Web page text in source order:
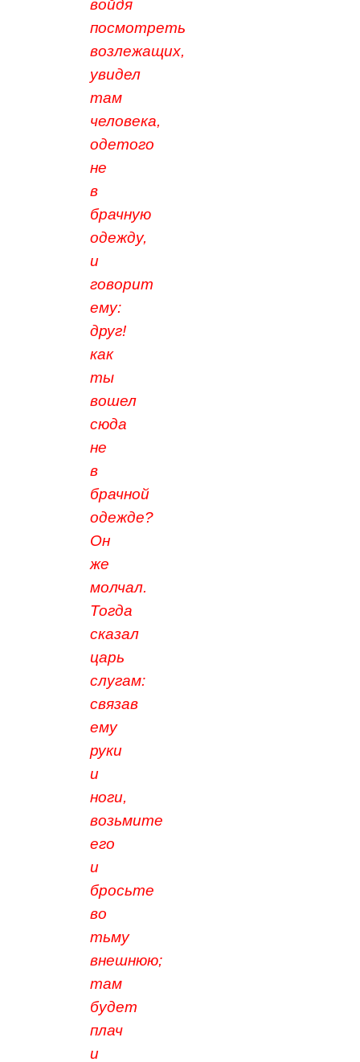
войдя
посмотреть
возлежащих,
увидел
там
человека,
одетого
не
в
брачную
одежду,
и
говорит
ему:
друг!
как
ты
вошел
сюда
не
в
брачной
одежде?
Он
же
молчал.
Тогда
сказал
царь
слугам:
связав
ему
руки
и
ноги,
возьмите
его
и
бросьте
во
тьму
внешнюю;
там
будет
плач
и